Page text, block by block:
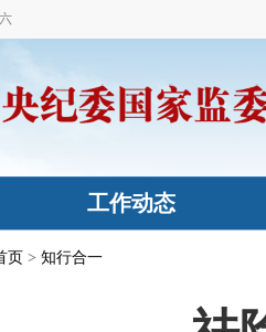
工作动态
页 > 知行合一